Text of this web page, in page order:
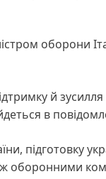
оборони
й
в
підготовку
оборонними